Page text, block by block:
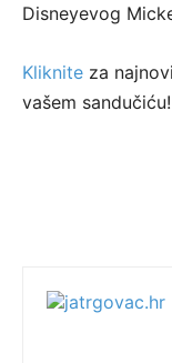
Disneyevog
Kliknite za
vašem sandučiću!